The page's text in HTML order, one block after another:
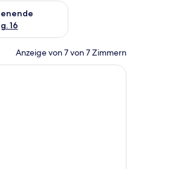
9.
16
für nächstes Wochenende, Aug.
Anzeige von 7 von 7 Zimmern
Ein Hotelzimmer mit Bett, Stuhl, kleinem